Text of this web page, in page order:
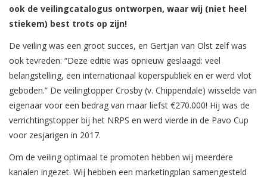
ook de veilingcatalogus ontworpen, waar wij (niet heel
stiekem) best trots op zijn!
De veiling was een groot succes, en Gertjan van Olst zelf was
ook tevreden: “Deze editie was opnieuw geslaagd: veel
belangstelling, een internationaal koperspubliek en er werd vlot
geboden.” De veilingtopper Crosby (v. Chippendale) wisselde van
eigenaar voor een bedrag van maar liefst €270.000! Hij was de
verrichtingstopper bij het NRPS en werd vierde in de Pavo Cup
voor zesjarigen in 2017.
Om de veiling optimaal te promoten hebben wij meerdere
kanalen ingezet. Wij hebben een marketingplan samengesteld